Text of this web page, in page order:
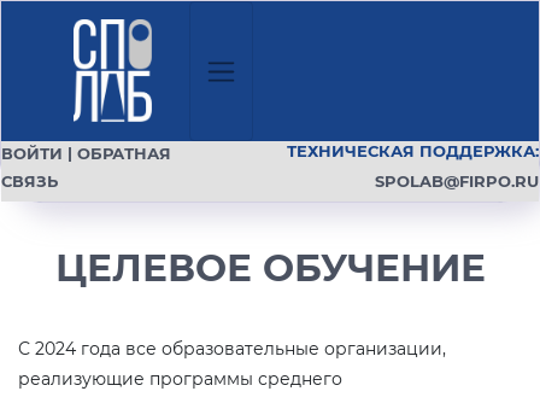
ВОЙТИ | ОБРАТНАЯ
СВЯЗЬ
ТЕХНИЧЕСКАЯ ПОДДЕРЖКА:
SPOLAB@FIRPO.RU
ЦЕЛЕВОЕ ОБУЧЕНИЕ
С 2024 года все образовательные организации,
реализующие программы среднего